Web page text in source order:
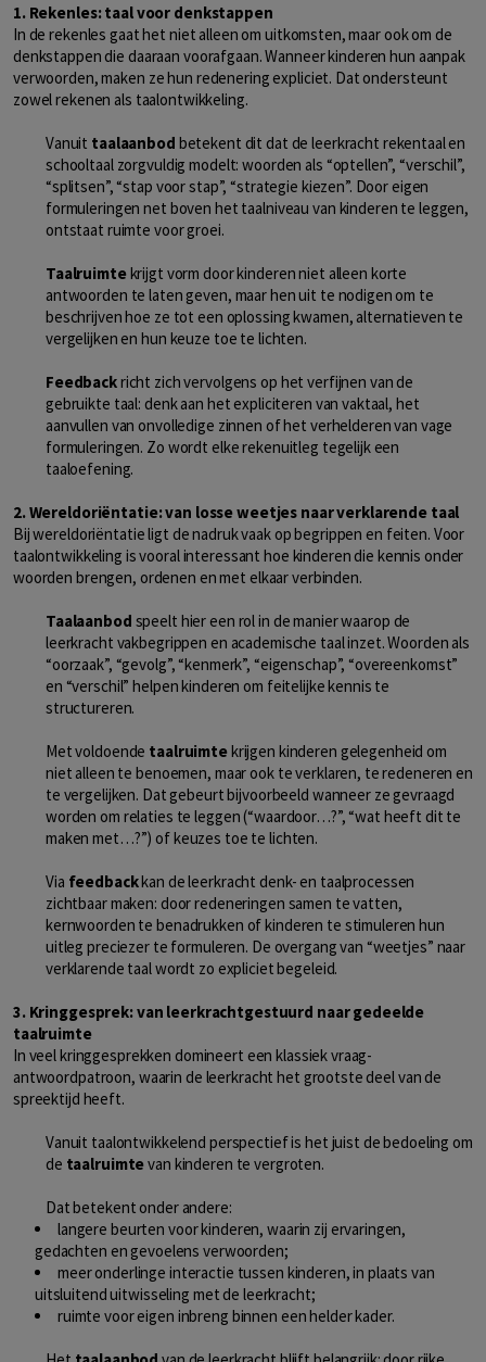
1. Rekenles: taal voor denkstappen
In de rekenles gaat het niet alleen om uitkomsten, maar ook om de
denkstappen die daaraan voorafgaan. Wanneer kinderen hun aanpak
verwoorden, maken ze hun redenering expliciet. Dat ondersteunt
zowel rekenen als taalontwikkeling.
Vanuit taalaanbod betekent dit dat de leerkracht rekentaal en
schooltaal zorgvuldig modelt: woorden als “optellen”, “verschil”,
“splitsen”, “stap voor stap”, “strategie kiezen”. Door eigen
formuleringen net boven het taalniveau van kinderen te leggen,
ontstaat ruimte voor groei.
Taalruimtekrijgt vorm door kinderen niet alleen korte
antwoorden te laten geven, maar hen uit te nodigen om te
beschrijven hoe ze tot een oplossing kwamen, alternatieven te
vergelijken en hun keuze toe te lichten.
Feedbackricht zich vervolgens op het verfijnen van de
gebruikte taal: denk aan het expliciteren van vaktaal, het
aanvullen van onvolledige zinnen of het verhelderen van vage
formuleringen. Zo wordt elke rekenuitleg tegelijk een
taaloefening.
2. Wereldoriëntatie: van losse weetjes naar verklarende taal
Bij wereldoriëntatie ligt de nadruk vaak op begrippen en feiten. Voor
taalontwikkeling is vooral interessant hoe kinderen die kennis onder
woorden brengen, ordenen en met elkaar verbinden.
Taalaanbod speelt hier een rol in de manier waarop de
leerkracht vakbegrippen en academische taal inzet. Woorden als
“oorzaak”, “gevolg”, “kenmerk”, “eigenschap”, “overeenkomst”
en “verschil” helpen kinderen om feitelijke kennis te
structureren.
Met voldoende taalruimtekrijgen kinderen gelegenheid om
niet alleen te benoemen, maar ook te verklaren, te redeneren en
te vergelijken. Dat gebeurt bijvoorbeeld wanneer ze gevraagd
worden om relaties te leggen (“waardoor…?”, “wat heeft dit te
maken met…?”) of keuzes toe te lichten.
Via feedbackkan de leerkracht denk- en taalprocessen
zichtbaar maken: door redeneringen samen te vatten,
kernwoorden te benadrukken of kinderen te stimuleren hun
uitleg preciezer te formuleren. De overgang van “weetjes” naar
verklarende taal wordt zo expliciet begeleid.
3. Kringgesprek: van leerkrachtgestuurd naar gedeelde
taalruimte
In veel kringgesprekken domineert een klassiek vraag-
antwoordpatroon, waarin de leerkracht het grootste deel van de
spreektijd heeft.
Vanuit taalontwikkelend perspectief is het juist de bedoeling om
de taalruimtevan kinderen te vergroten.
Dat betekent onder andere:
langere beurten voor kinderen, waarin zij ervaringen,
gedachten en gevoelens verwoorden;
meer onderlinge interactie tussen kinderen, in plaats van
uitsluitend uitwisseling met de leerkracht;
ruimte voor eigen inbreng binnen een helder kader.